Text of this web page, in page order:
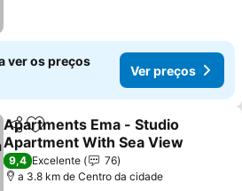
ver os preços
Ver preços
PartilharAdicionar aos favoritos
Apartments Ema - Studio
Apartment With Sea View
Ver preços
9,4 Excelente
76
a 3.8 km de Centro da cidade